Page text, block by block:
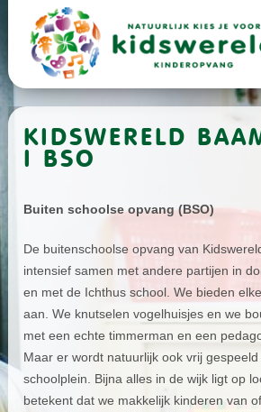
KIDSWERELD
I BSO
Buiten schoolse opvang (BSO)
De buitenschoolse opvang van
intensief samen met andere partijen in
en met de Ichthus school. We bieden
aan. We knutselen vogelhuisjes en we
met een echte timmerman en een
Maar er wordt natuurlijk ook vrij
schoolplein. Bijna alles in de wijk ligt op
betekent dat we makkelijk kinderen van